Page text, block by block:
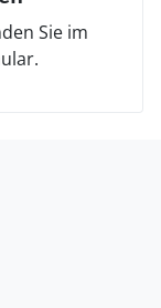
Sie im